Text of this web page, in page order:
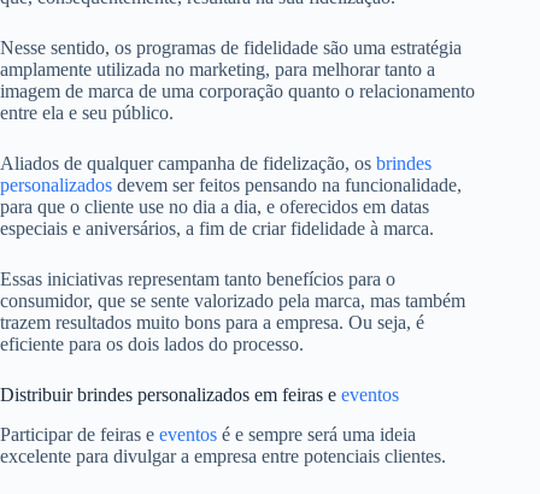
Nesse sentido, os programas de fidelidade são uma estratégia
amplamente utilizada no marketing, para melhorar tanto a
imagem de marca de uma corporação quanto o relacionamento
entre ela e seu público.
Aliados de qualquer campanha de fidelização, os brindes
personalizados devem ser feitos pensando na funcionalidade,
para que o cliente use no dia a dia, e oferecidos em datas
especiais e aniversários, a fim de criar fidelidade à marca.
Essas iniciativas representam tanto benefícios para o
consumidor, que se sente valorizado pela marca, mas também
trazem resultados muito bons para a empresa. Ou seja, é
eficiente para os dois lados do processo.
Distribuir brindes personalizados em feiras e eventos
Participar de feiras e eventos é e sempre será uma ideia
excelente para divulgar a empresa entre potenciais clientes.